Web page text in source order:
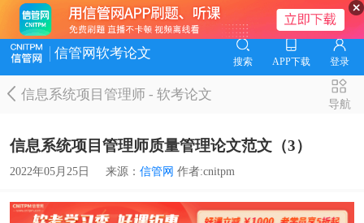
信管网软考论文
搜索 APP下载 登录
信息系统项目管理师-软考论文
导航
信息系统项目管理师质量管理论文范文（3）
2022年05月25日 来源： 信管网 作者:cnitpm